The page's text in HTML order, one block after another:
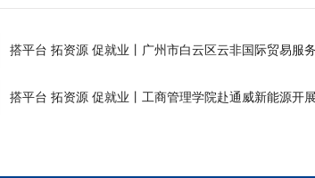
搭平台 拓资源 促就业丨广州市白云区云非国际贸易服
搭平台 拓资源 促就业丨工商管理学院赴通威新能源开